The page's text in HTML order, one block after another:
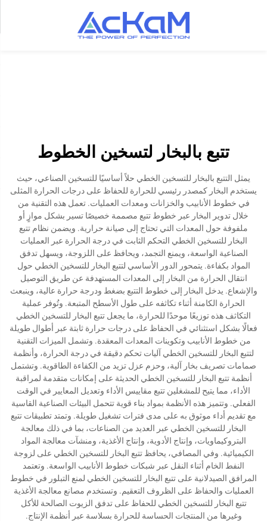
تتبع بالبخار لتسخين الخطوط
يمثل التتبع بالبخار للتسخين الخطي حلاً أساسيًا للتسخين الصناعي، حيث
يستخدم البخار كمصدر رئيسي للحرارة للحفاظ على درجات الحرارة المثلى
في خطوط الأنابيب والخزانات ومعدات العمليات. تعمل هذه التقنية من
خلال تدوير البخار عبر خطوط تتبع مصممة خصيصًا تسير بشكل موازٍ أو
ملفوفة حول المعدات التي تحتاج إلى صيانة حرارية. ويضمن نظام تتبع
البخار للتسخين الخطي التحكم الثابت في درجة الحرارة عبر العمليات
الصناعية الواسعة، ويمنع التجمد، ويحافظ على اللزوجة، ويسهل تدفق
المواد بكفاءة. يتمحور الدور الأساسي لتتبع البخار للتسخين الخطي حول
انتقال الحرارة من البخار إلى المعدات المستهدفة عن طريق التوصيل
والإشعاع. يدخل البخار إلى خطوط التتبع بضغط ودرجة حرارة عالية، وينبعث
الحرارة الكامنة أثناء تكاثفه على طول الأسطح المتبعة. وتُوفر عملية
التكاثف هذه توزيعًا موحدًا للحرارة، ما يجعل تتبع البخار للتسخين الخطي
فعالًا بشكل استثنائي في الحفاظ على درجات حرارة ثابتة عبر أطوال طويلة
من خطوط الأنابيب وتكوينات المعدات المعقدة. وتشمل الميزات التقنية
لتتبع البخار للتسخين الخطي آليات تحكم دقيقة في درجة الحرارة، وأنظمة
صمامات تصريف بخار آلية، وحزم عزل تزيد من الكفاءة الطاقوية. وتشتمل
أنظمة تتبع البخار للتسخين الخطي الحديثة على إمكانات متقدمة لمراقبة
الأداء، مما يتيح للمشغلين تتبع مقاييس الأداء وتعديل المعايير في الوقت
الفعلي. وتتميز هذه الأنظمة بمواد بناء قوية تتحمل البيئات الصناعية القاسية
مع تقديم أداء موثوق به على مدى فترات تشغيل طويلة. وتمتد تطبيقات تتبع
البخار للتسخين الخطي عبر العديد من الصناعات، بما في ذلك معالجة
البتروكيماويات، وإنتاج الأدوية، وإنتاج الأغذية، ومنشآت معالجة المواد
الكيميائية. وفي المصافي، يحافظ تتبع البخار للتسخين الخطي على لزوجة
النفط الخام أثناء النقل عبر شبكات خطوط الأنابيب الواسعة. وتعتمد
المرافق الصيدلانية على تتبع البخار للتسخين الخطي لمنع التبلور في خطوط
العمليات والحفاظ على الظروف التعقيم. وتستخدم مصانع معالجة الأغذية
تتبع البخار للتسخين الخطي للحفاظ على تدفق الزيوت الصالحة للأكل
وغيرها من المنتجات الحساسة للحرارة بسلاسة عبر أنظمة الإنتاج.